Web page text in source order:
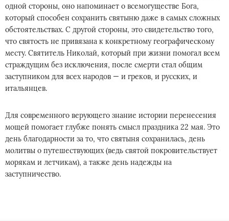
одной стороны, оно напоминает о всемогуществе Бога,
который способен сохранить святыню даже в самых сложных
обстоятельствах. С другой стороны, это свидетельство того,
что святость не привязана к конкретному географическому
месту. Святитель Николай, который при жизни помогал всем
страждущим без исключения, после смерти стал общим
заступником для всех народов — и греков, и русских, и
итальянцев.
Для современного верующего знание истории перенесения
мощей помогает глубже понять смысл праздника 22 мая. Это
день благодарности за то, что святыня сохранилась, день
молитвы о путешествующих (ведь святой покровительствует
морякам и летчикам), а также день надежды на
заступничество.